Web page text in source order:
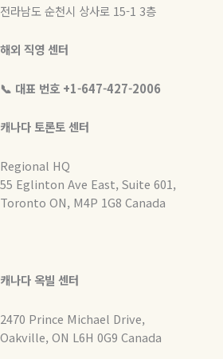
전라남도 순천시 상사로 15-1 3층
해외 직영 센터
📞 대표 번호 +1-647-427-2006
캐나다 토론토 센터
Regional HQ
55 Eglinton Ave East, Suite 601,
Toronto ON, M4P 1G8 Canada
캐나다 옥빌 센터
2470 Prince Michael Drive,
Oakville, ON L6H 0G9 Canada